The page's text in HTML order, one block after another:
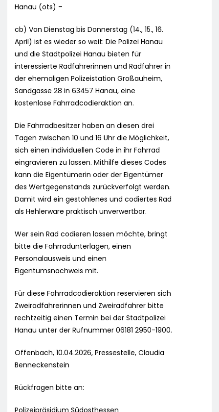
Hanau (ots) –
cb) Von Dienstag bis Donnerstag (14., 15., 16.
April) ist es wieder so weit: Die Polizei Hanau
und die Stadtpolizei Hanau bieten für
interessierte Radfahrerinnen und Radfahrer in
der ehemaligen Polizeistation Großauheim,
Sandgasse 28 in 63457 Hanau, eine
kostenlose Fahrradcodieraktion an.
Die Fahrradbesitzer haben an diesen drei
Tagen zwischen 10 und 16 Uhr die Möglichkeit,
sich einen individuellen Code in ihr Fahrrad
eingravieren zu lassen. Mithilfe dieses Codes
kann die Eigentümerin oder der Eigentümer
des Wertgegenstands zurückverfolgt werden.
Damit wird ein gestohlenes und codiertes Rad
als Hehlerware praktisch unverwertbar.
Wer sein Rad codieren lassen möchte, bringt
bitte die Fahrradunterlagen, einen
Personalausweis und einen
Eigentumsnachweis mit.
Für diese Fahrradcodieraktion reservieren sich
Zweiradfahrerinnen und Zweiradfahrer bitte
rechtzeitig einen Termin bei der Stadtpolizei
Hanau unter der Rufnummer 06181 2950-1900.
Offenbach, 10.04.2026, Pressestelle, Claudia
Benneckenstein
Rückfragen bitte an: